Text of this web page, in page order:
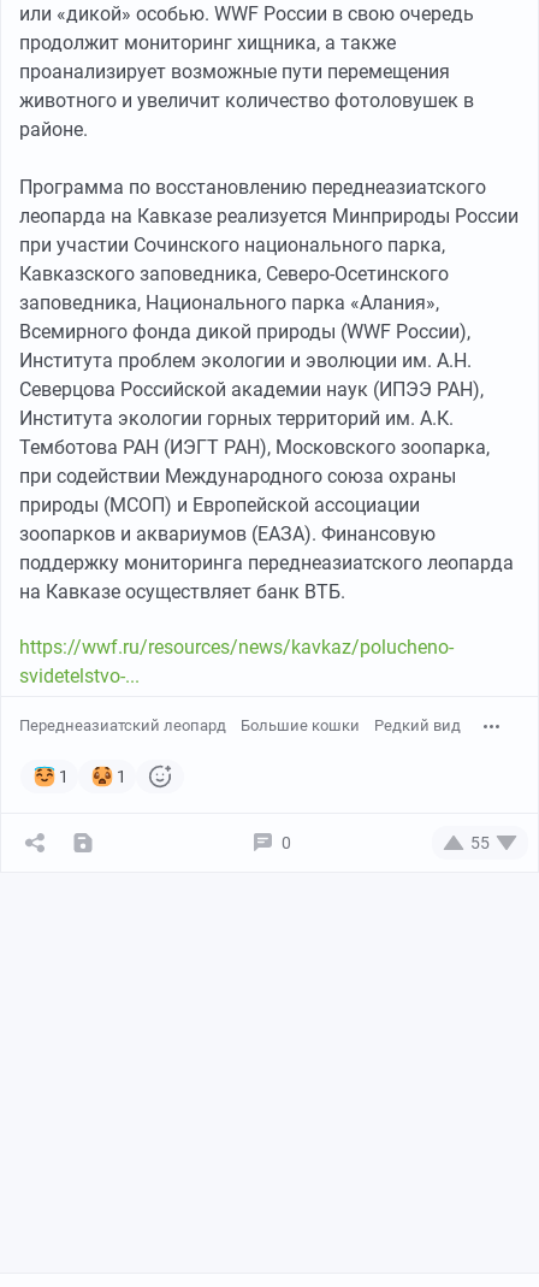
или «дикой» особью. WWF России в свою очередь
продолжит мониторинг хищника, а также
проанализирует возможные пути перемещения
животного и увеличит количество фотоловушек в
районе.
Программа по восстановлению переднеазиатского
леопарда на Кавказе реализуется Минприроды России
при участии Сочинского национального парка,
Кавказского заповедника, Северо-Осетинского
заповедника, Национального парка «Алания»,
Всемирного фонда дикой природы (WWF России),
Института проблем экологии и эволюции им. А.Н.
Северцова Российской академии наук (ИПЭЭ РАН),
Института экологии горных территорий им. А.К.
Темботова РАН (ИЭГТ РАН), Московского зоопарка,
при содействии Международного союза охраны
природы (МСОП) и Европейской ассоциации
зоопарков и аквариумов (ЕАЗА). Финансовую
поддержку мониторинга переднеазиатского леопарда
на Кавказе осуществляет банк ВТБ.
https://wwf.ru/resources/news/kavkaz/polucheno-
svidetelstvo-...
Переднеазиатский леопард Большие кошки Редкий вид
1 1
0 55